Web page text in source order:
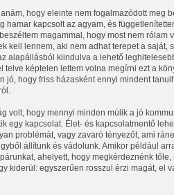
hogy eleinte nem fogalmazódott meg
hamar kapcsolt az agyam, és
magammal, hogy most nem rólam
kell lennem, aki nem adhat terepet a saját,
alapállásból kiindulva a lehető
telve képtelen lettem volna megírni ezt a
jó, hogy friss házasként ennyi mindent
volt, hogy mennyi minden múlik a jó
egy kapcsolat. Élet- és kapcsolatmentő
problémát, vagy zavaró tényezőt, ami
állítunk és vádolunk. Amikor például
ahelyett, hogy megkérdeznénk
kiderül: egyszerűen rosszul érzi magát, el